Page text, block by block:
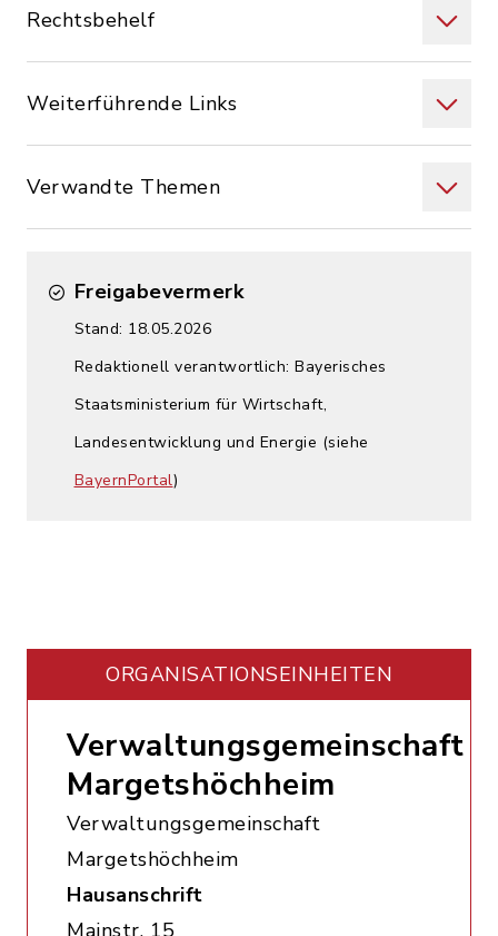
Rechtsbehelf
Weiterführende Links
Verwandte Themen
Freigabevermerk
Stand: 18.05.2026
Redaktionell verantwortlich: Bayerisches
Staatsministerium für Wirtschaft,
Landesentwicklung und Energie (siehe
BayernPortal)
ORGANISATIONS­EINHEITEN
Verwaltungsgemeinschaft
Margetshöchheim
Verwaltungsgemeinschaft
Margetshöchheim
Hausanschrift
Mainstr. 15